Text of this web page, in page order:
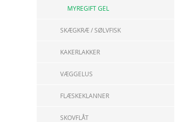
MYREGIFT GEL
SKÆGKRÆ / SØLVFISK
KAKERLAKKER
VÆGGELUS
FLÆSKEKLANNER
SKOVFLÅT